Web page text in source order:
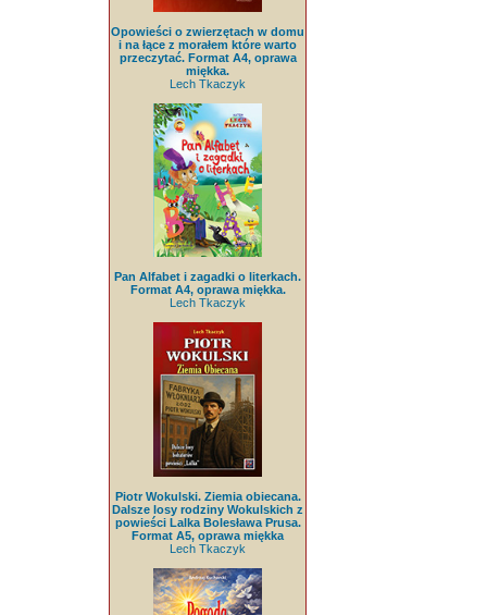
Opowieści o zwierzętach w domu
i na łące z morałem które warto
przeczytać. Format A4, oprawa
miękka.
Lech Tkaczyk
Pan Alfabet i zagadki o literkach.
Format A4, oprawa miękka.
Lech Tkaczyk
Piotr Wokulski. Ziemia obiecana.
Dalsze losy rodziny Wokulskich z
powieści Lalka Bolesława Prusa.
Format A5, oprawa miękka
Lech Tkaczyk